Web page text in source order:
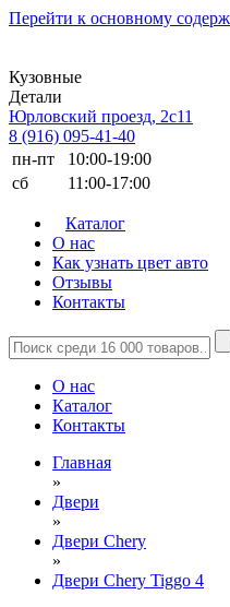
Перейти к основному
Кузовные
Детали
Юрловский проезд, 2с11
8 (916) 095-41-40
пн-пт
10:00-19:00
сб
11:00-17:00
Каталог
О нас
Как узнать цвет авто
Отзывы
Контакты
О нас
Каталог
Контакты
Главная
»
Двери
»
Двери Chery
»
Двери Chery Tiggo 4